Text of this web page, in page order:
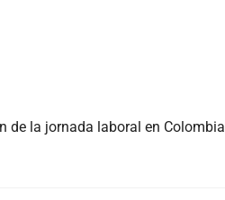
de la jornada laboral en